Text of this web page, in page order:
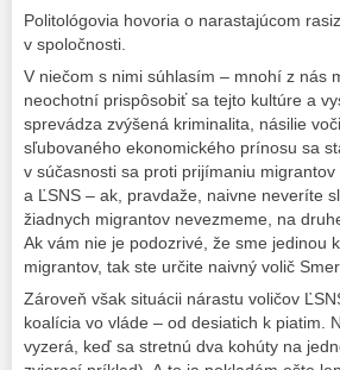
Politológovia hovoria o narastajúcom
v spoločnosti.
V niečom s nimi súhlasím – mnohí z nás
neochotní prispôsobiť sa tejto kultúre a
sprevádza zvýšená kriminalita, násilie
sľubovaného ekonomického prínosu sa
v súčasnosti sa proti prijímaniu
a ĽSNS – ak, pravdaže, naivne neveríte
žiadnych migrantov nevezmeme, na
Ak vám nie je podozrivé, že sme jedinou
migrantov, tak ste určite naivný volič
Zároveň však situácii nárastu voličov
koalícia vo vláde – od desiatich k piatim.
vyzerá, keď sa stretnú dva kohúty na